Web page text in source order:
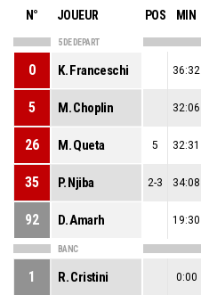
N° JOUEUR POS MIN
5 DE DEPART
0 K. Franceschi 36:32
5 M. Choplin 32:06
26 M. Queta 5 32:31
35 P. Njiba 2-3 34:08
92 D. Amarh 19:30
BANC
1 R. Cristini 0:00